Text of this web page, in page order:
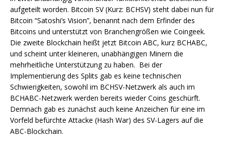
aufgeteilt worden. Bitcoin SV (Kurz: BCHSV) steht dabei nun für
Bitcoin “Satoshi’s Vision”, benannt nach dem Erfinder des
Bitcoins und unterstützt von Branchengrößen wie Coingeek.
Die zweite Blockchain heißt jetzt Bitcoin ABC, kurz BCHABC,
und scheint unter kleineren, unabhängigen Minern die
mehrheitliche Unterstützung zu haben. Bei der
Implementierung des Splits gab es keine technischen
Schwierigkeiten, sowohl im BCHSV-Netzwerk als auch im
BCHABC-Netzwerk werden bereits wieder Coins geschürft.
Demnach gab es zunächst auch keine Anzeichen für eine im
Vorfeld befürchte Attacke (Hash War) des SV-Lagers auf die
ABC-Blockchain.